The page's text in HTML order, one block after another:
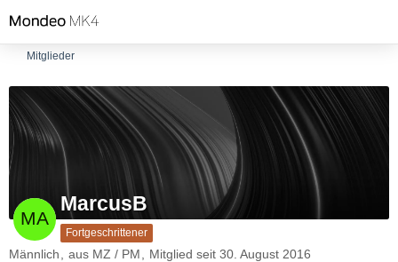
Mitglieder
MarcusB
Fortgeschrittener
Männlich aus MZ / PM
Mitglied seit 30. August 2016